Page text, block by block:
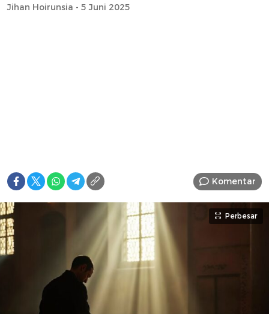
Jihan Hoirunsia - 5 Juni 2025
Komentar
Perbesar